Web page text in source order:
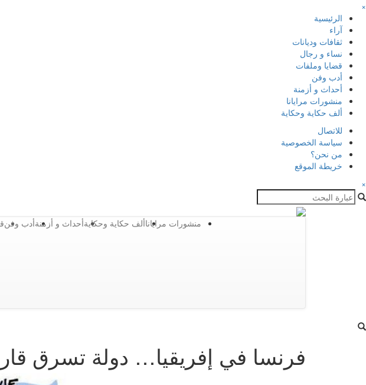
×
الرئيسية
آراء
ثقافات وديانات
نساء و رجال
قضايا وملفات
أدب وفن
أحداث و أزمنة
منشورات مرايانا
ألف حكاية وحكاية
للاتصال
سياسة الخصوصية
من نحن؟
خريطة الموقع
×
أدب وفنأحداث و أزمنةألف حكاية وحكايةمنشورات مرايانا
فرنسا في إفريقيا… دولة تسرق قارة